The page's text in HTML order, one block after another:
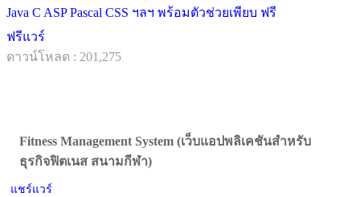
Java C ASP Pascal CSS ฯลฯ พร้อมตัวช่วยเพียบ ฟรี
ฟรีแวร์
ดาวน์โหลด : 201,275
Fitness Management System (เว็บแอปพลิเคชันสำหรับ
ธุรกิจฟิตเนส สนามกีฬา)
แชร์แวร์